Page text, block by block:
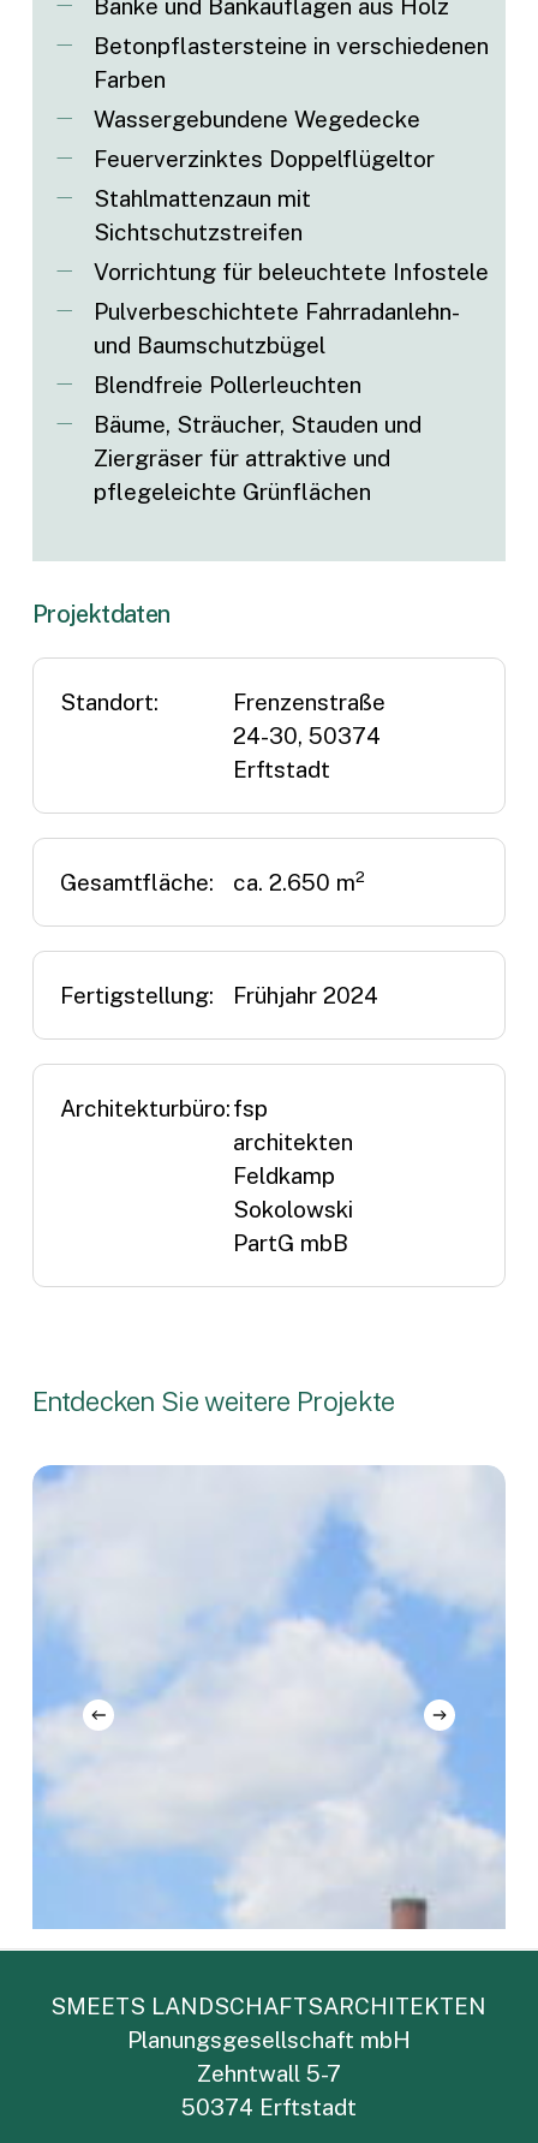
Bänke und Bankauflagen aus Holz
Betonpflastersteine in verschiedenen
Farben
Wassergebundene Wegedecke
Feuerverzinktes Doppelflügeltor
Stahlmattenzaun mit
Sichtschutzstreifen
Vorrichtung für beleuchtete Infostele
Pulverbeschichtete Fahrradanlehn-
und Baumschutzbügel
Blendfreie Pollerleuchten
Bäume, Sträucher, Stauden und
Ziergräser für attraktive und
pflegeleichte Grünflächen
Projektdaten
Standort:
Frenzenstraße
24-30, 50374
Erftstadt
Gesamtfläche: ca. 2.650 m²
Fertigstellung: Frühjahr 2024
Architekturbüro:fsp
architekten
Feldkamp
Sokolowski
PartG mbB
Entdecken Sie weitere Projekte
Rhenania
SMEETS LANDSCHAFTSARCHITEKTEN
Planungsgesellschaft mbH
Zehntwall 5-7
50374 Erftstadt